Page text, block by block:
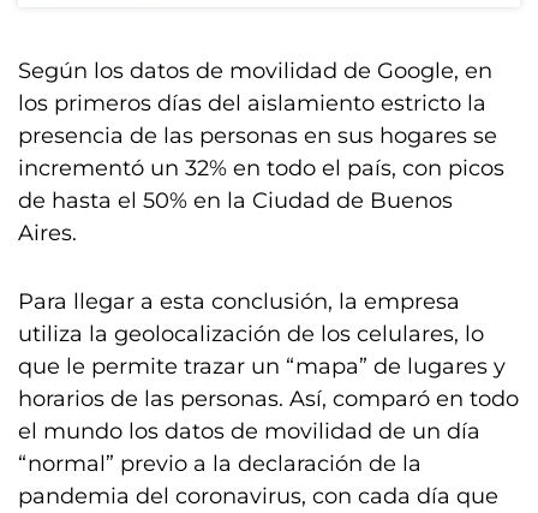
Según los datos de movilidad de Google, en
los primeros días del aislamiento estricto la
presencia de las personas en sus hogares se
incrementó un 32% en todo el país, con picos
de hasta el 50% en la Ciudad de Buenos
Aires.
Para llegar a esta conclusión, la empresa
utiliza la geolocalización de los celulares, lo
que le permite trazar un “mapa” de lugares y
horarios de las personas. Así, comparó en todo
el mundo los datos de movilidad de un día
“normal” previo a la declaración de la
pandemia del coronavirus, con cada día que